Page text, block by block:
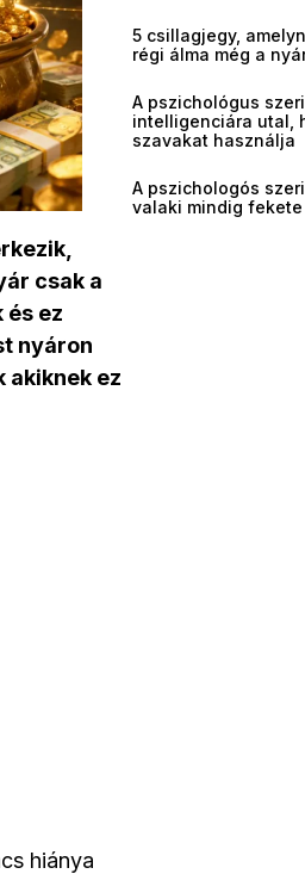
csak a
és ez
nyáron
akiknek ez
hiánya
5 csillagjegy,
régi álma még a
A pszichológus
intelligenciára utal,
szavakat használja
A pszichologós
valaki mindig fekete